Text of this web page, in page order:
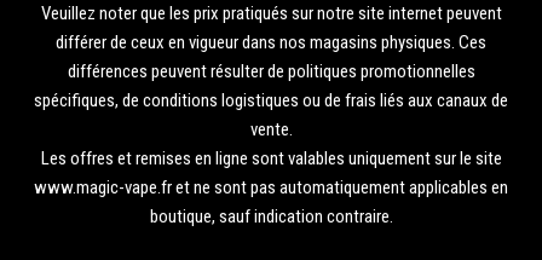
Veuillez noter que les prix pratiqués sur notre site internet peuvent
différer de ceux en vigueur dans nos magasins physiques. Ces
différences peuvent résulter de politiques promotionnelles
spécifiques, de conditions logistiques ou de frais liés aux canaux de
vente.
Les offres et remises en ligne sont valables uniquement sur le site
www.magic-vape.fr et ne sont pas automatiquement applicables en
boutique, sauf indication contraire.